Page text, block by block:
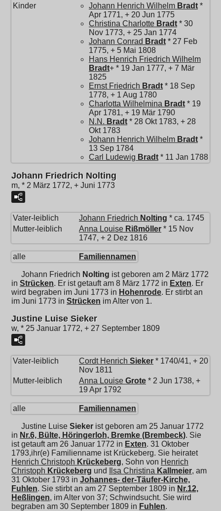
Kinder
Johann Henrich Wilhelm Bradt *
Apr 1771, + 20 Jun 1775
Christina Charlotte Bradt * 30
Nov 1773, + 25 Jan 1774
Johann Conrad Bradt * 27 Feb
1775, + 5 Mai 1808
Hans Henrich Friedrich Wilhelm
Bradt+ * 19 Jan 1777, + 7 Mär
1825
Ernst Friedrich Bradt * 18 Sep
1778, + 1 Aug 1780
Charlotta Wilhelmina Bradt * 19
Apr 1781, + 19 Mär 1790
N.N. Bradt * 28 Okt 1783, + 28
Okt 1783
Johann Henrich Wilhelm Bradt *
13 Sep 1784
Carl Ludewig Bradt * 11 Jan 1788
Johann Friedrich Nolting
m, * 2 März 1772, + Juni 1773
Vater-leiblich Johann Friedrich Nolting * ca. 1745
Mutter-leiblich
Anna Louise Rißmöller * 15 Nov
1747, + 2 Dez 1816
alle Familiennamen
Johann Friedrich Nolting ist geboren am 2 März 1772
in Strücken. Er ist getauft am 8 März 1772 in Exten. Er
wird begraben im Juni 1773 in Hohenrode. Er stirbt an
im Juni 1773 in Strücken im Alter von 1.
Justine Luise Sieker
w, * 25 Januar 1772, + 27 September 1809
Vater-leiblich Cordt Henrich Sieker * 1740/41, + 20
Nov 1811
Mutter-leiblich
Anna Louise Grote * 2 Jun 1738, +
19 Apr 1792
alle Familiennamen
Justine Luise Sieker ist geboren am 25 Januar 1772
in Nr.6, Bülte, Höringerloh, Bremke (Brembeck). Sie
ist getauft am 26 Januar 1772 in Exten. 31 Oktober
1793,ihr(e) Familienname ist Krückeberg. Sie heiratet
Henrich Christoph Krückeberg, Sohn von Henrich
Christoph Krückeberg und Ilsa Christina Kallmeier, am
31 Oktober 1793 in Johannes- der-Täufer-Kirche,
Fuhlen. Sie stirbt an am 27 September 1809 in Nr.12,
Heßlingen, im Alter von 37; Schwindsucht. Sie wird
begraben am 30 September 1809 in Fuhlen.